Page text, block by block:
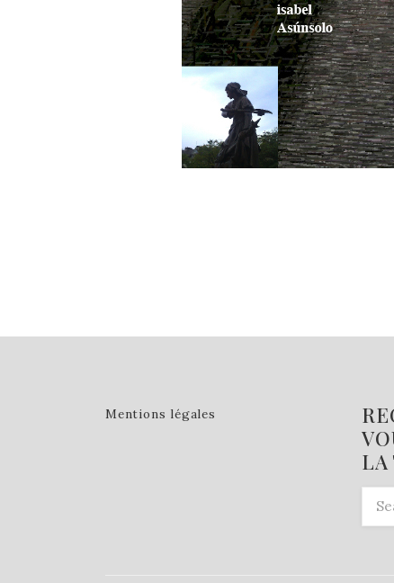
Mentions légales
LA